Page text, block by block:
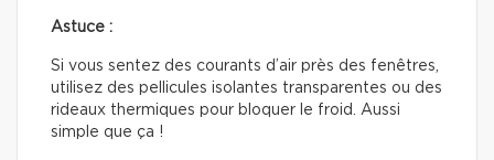
Astuce :
Si vous sentez des courants d’air près des fenêtres,
utilisez des pellicules isolantes transparentes ou des
rideaux thermiques pour bloquer le froid. Aussi
simple que ça !